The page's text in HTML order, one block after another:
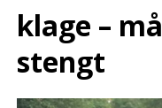
klage –
stengt